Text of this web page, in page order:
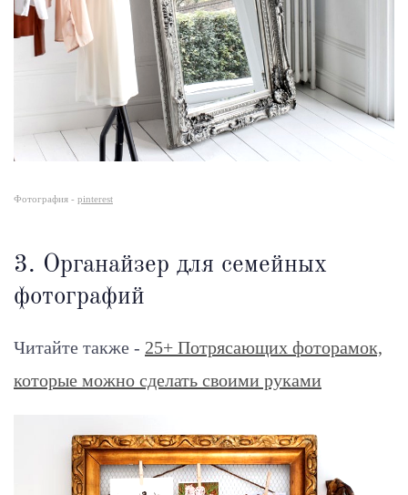
Фотография - pinterest
3. Органайзер для семейных
фотографий
Читайте также - 25+ Потрясающих фоторамок,
которые можно сделать своими руками